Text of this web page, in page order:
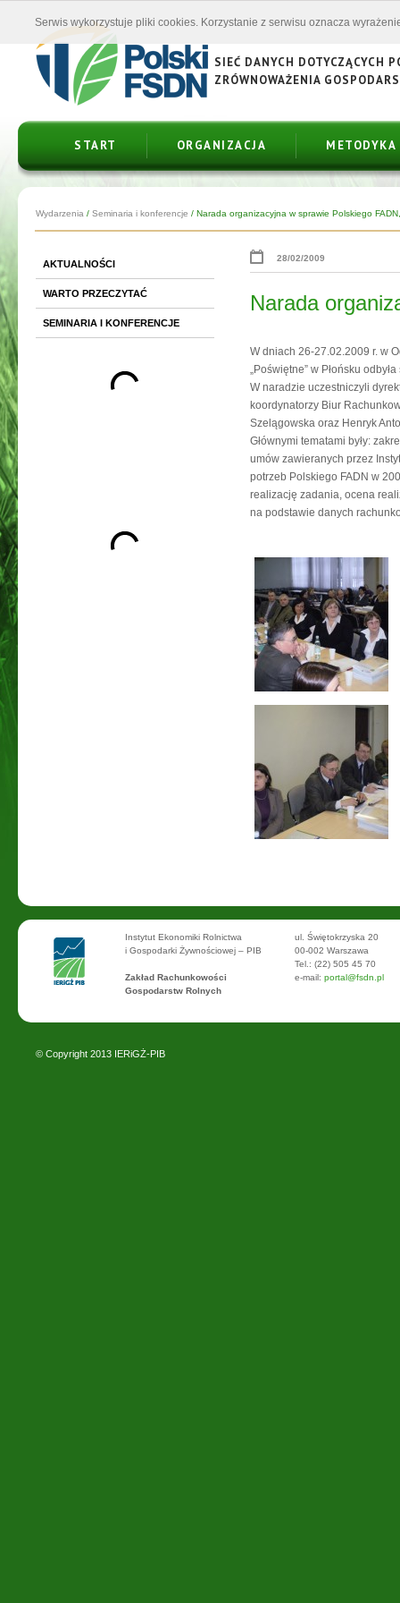
SIEĆ DANYCH DOTYCZĄCYCH
ZRÓWNOWAŻENIA
START ORGANIZACJA METODYKA
Wydarzenia / Seminaria i konferencje / Narada organizacyjna w sprawie Polskiego
AKTUALNOŚCI
WARTO PRZECZYTAĆ
SEMINARIA I KONFERENCJE
28/02/2009
Narada
W dniach 26-27.02.2009 r. w
„Poświętne” w Płońsku
W naradzie uczestniczyli
koordynatorzy Biur
Szelągowska oraz Henryk
Głównymi tematami były:
umów zawieranych przez
potrzeb Polskiego FADN w
realizację zadania, ocena
na podstawie danych
Instytut Ekonomiki Rolnictwa
i Gospodarki Żywnościowej – PIB
Zakład Rachunkowości
Gospodarstw Rolnych
ul. Świętokrzyska 20
00-002 Warszawa
Tel.: (22) 505 45 70
e-mail: portal@fsdn.pl
© Copyright 2013 IERiGŻ-PIB
Serwis wykorzystuje pliki cookies. Korzystanie z serwisu oznacza